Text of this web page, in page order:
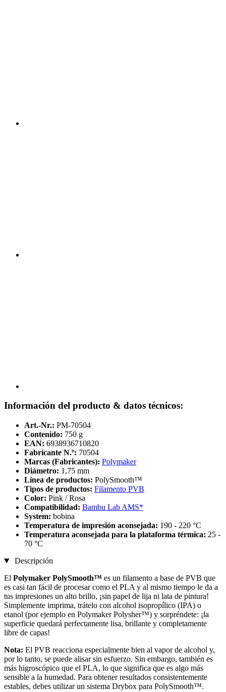
Información del producto & datos técnicos:
Art.-Nr.: PM-70504
Contenido: 750 g
EAN: 6938936710820
Fabricante N.º: 70504
Marcas (Fabricantes): Polymaker
Diámetro: 1,75 mm
Línea de productos: PolySmooth™
Tipos de productos: Filamento PVB
Color: Pink / Rosa
Compatibilidad: Bambu Lab AMS*
System: bobina
Temperatura de impresión aconsejada: 190 - 220 °C
Temperatura aconsejada para la plataforma térmica: 25 -
70 °C
Descripción
El Polymaker PolySmooth™ es un filamento a base de PVB que
es casi tan fácil de procesar como el PLA y al mismo tiempo le da a
tus impresiones un alto brillo, ¡sin papel de lija ni lata de pintura!
Simplemente imprima, trátelo con alcohol isopropílico (IPA) o
etanol (por ejemplo en Polymaker Polysher™) y sorpréndete: ¡la
superficie quedará perfectamente lisa, brillante y completamente
libre de capas!
Nota: El PVB reacciona especialmente bien al vapor de alcohol y,
por lo tanto, se puede alisar sin esfuerzo. Sin embargo, también es
más higroscópico que el PLA, lo que significa que es algo más
sensible a la humedad. Para obtener resultados consistentemente
estables, debes utilizar un sistema Drybox para PolySmooth™.